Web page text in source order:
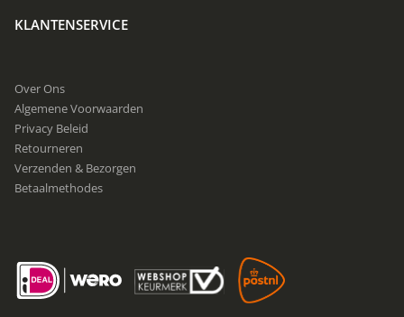
KLANTENSERVICE
Over Ons
Algemene Voorwaarden
Privacy Beleid
Retourneren
Verzenden & Bezorgen
Betaalmethodes